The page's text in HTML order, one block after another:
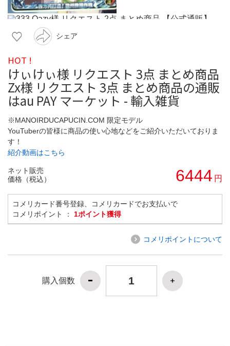
シェア
HOT !
けぃけぃ様 リクエスト 3点 まとめ商品
Zx様 リクエスト 3点 まとめ商品の通販
はau PAY マーケット - 輸入雑貨
※MANOIRDUCAPUCIN.COM 限定モデル
YouTuberの皆様に商品の使い心地などをご紹介いただいておりま
す！
紹介動画はこちら
ネット販売
価格（税込）
6444 円
コメリカード番号登録、コメリカードでお支払いで
コメリポイント ： 1ポイント獲得
コメリポイントについて
購入個数